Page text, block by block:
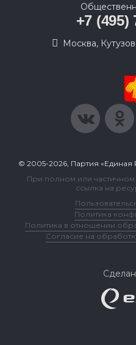
+7 (495)
Москва,
© 2005-2026, Партия
При полном или
ссылка на
Политика
Политика в отношении
Согласие на